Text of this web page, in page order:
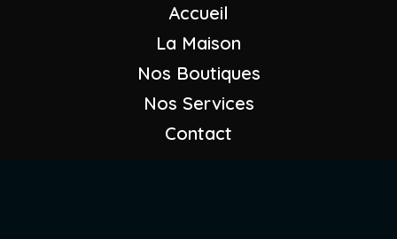
Accueil
La Maison
Nos Boutiques
Nos Services
Contact